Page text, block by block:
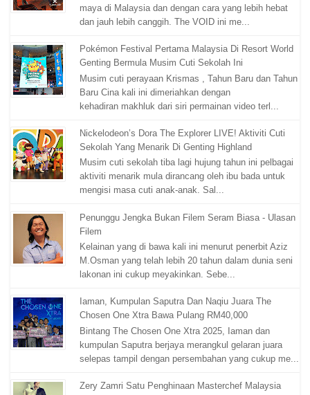
maya di Malaysia dan dengan cara yang lebih hebat
dan jauh lebih canggih. The VOID ini me...
Pokémon Festival Pertama Malaysia Di Resort World
Genting Bermula Musim Cuti Sekolah Ini
Musim cuti perayaan Krismas , Tahun Baru dan Tahun
Baru Cina kali ini dimeriahkan dengan
kehadiran makhluk dari siri permainan video terl...
Nickelodeon’s Dora The Explorer LIVE! Aktiviti Cuti
Sekolah Yang Menarik Di Genting Highland
Musim cuti sekolah tiba lagi hujung tahun ini pelbagai
aktiviti menarik mula dirancang oleh ibu bada untuk
mengisi masa cuti anak-anak. Sal...
Penunggu Jengka Bukan Filem Seram Biasa - Ulasan
Filem
Kelainan yang di bawa kali ini menurut penerbit Aziz
M.Osman yang telah lebih 20 tahun dalam dunia seni
lakonan ini cukup meyakinkan. Sebe...
Iaman, Kumpulan Saputra Dan Naqiu Juara The
Chosen One Xtra Bawa Pulang RM40,000
Bintang The Chosen One Xtra 2025, Iaman dan
kumpulan Saputra berjaya merangkul gelaran juara
selepas tampil dengan persembahan yang cukup me...
Zery Zamri Satu Penghinaan Masterchef Malaysia